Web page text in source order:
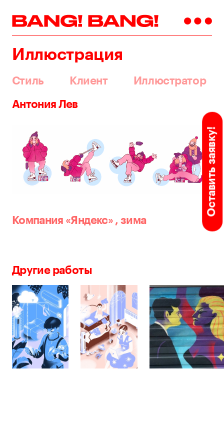
Иллюстрация
Стиль Клиент Иллюстратор
Оставить заявку!
Антония Лев
Компания «Яндекс» ,зима
Другие работы